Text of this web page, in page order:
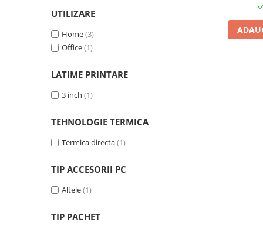
Componente
Procesoare
Memorii RAM
SSD-uri interne
Hard disk-uri interne
Coolere CPU
Ventilatoare
UTILIZARE
Home(3)
Office(1)
LATIME PRINTARE
3 inch (1)
TEHNOLOGIE TERMICA
Termica directa(1)
TIP ACCESORII PC
Altele(1)
TIP PACHET